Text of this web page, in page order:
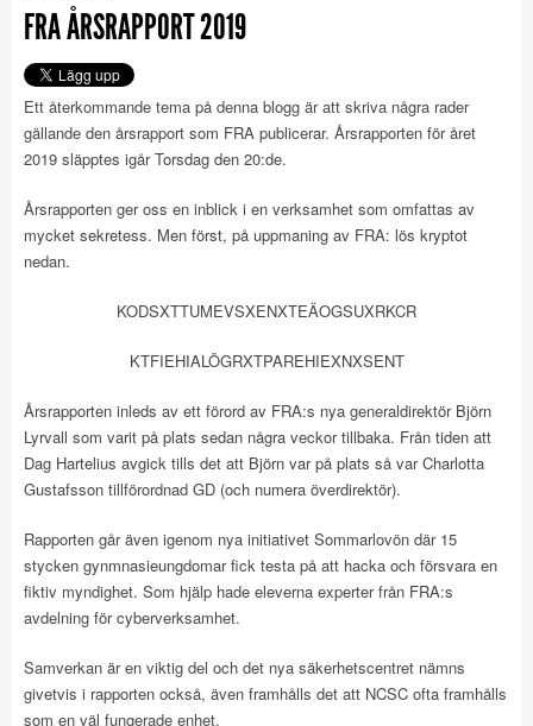
FRA ÅRSRAPPORT 2019
Ett återkommande tema på denna blogg är att skriva några rader
gällande den årsrapport som FRA publicerar. Årsrapporten för året
2019 släpptes igår Torsdag den 20:de.
Årsrapporten ger oss en inblick i en verksamhet som omfattas av
mycket sekretess. Men först, på uppmaning av FRA: lös kryptot
nedan.
KODSXTTUMEVSXENXTEÄOGSUXRKCR
KTFIEHIALÖGRXTPAREHIEXNXSENT
Årsrapporten inleds av ett förord av FRA:s nya generaldirektör Björn
Lyrvall som varit på plats sedan några veckor tillbaka. Från tiden att
Dag Hartelius avgick tills det att Björn var på plats så var Charlotta
Gustafsson tillförordnad GD (och numera överdirektör).
Rapporten går även igenom nya initiativet Sommarlovön där 15
stycken gynmnasieungdomar fick testa på att hacka och försvara en
fiktiv myndighet. Som hjälp hade eleverna experter från FRA:s
avdelning för cyberverksamhet.
Samverkan är en viktig del och det nya säkerhetscentret nämns
givetvis i rapporten också, även framhålls det att NCSC ofta framhålls
som en väl fungerade enhet.